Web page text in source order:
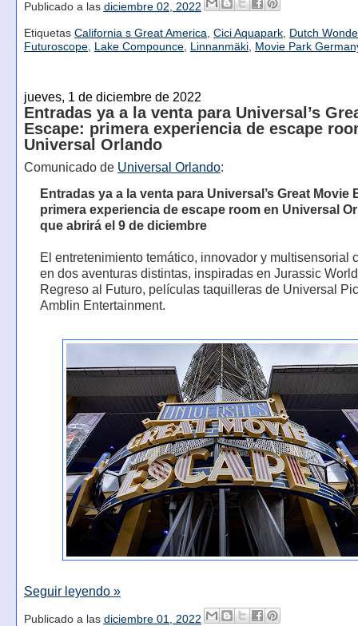
Publicado a las diciembre 02, 2022
Etiquetas California s Great America, Cici Aquapark, Dutch
Futuroscope, Lake Compounce, Linnanmäki, Movie Park
jueves, 1 de diciembre de 2022
Entradas ya a la venta para Universal’s
Escape: primera experiencia de escape
Universal Orlando
Comunicado de Universal Orlando:
Entradas ya a la venta para Universal’s Great Movie
primera experiencia de escape room en Universal
que abrirá el 9 de diciembre
El entretenimiento temático, innovador y multisensorial
en dos aventuras distintas, inspiradas en Jurassic
Regreso al Futuro, películas taquilleras de Universal
Amblin Entertainment.
Seguir leyendo »
Publicado a las diciembre 01, 2022